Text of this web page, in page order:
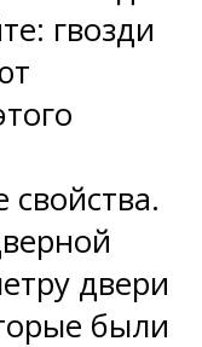
гвозди
двери
были